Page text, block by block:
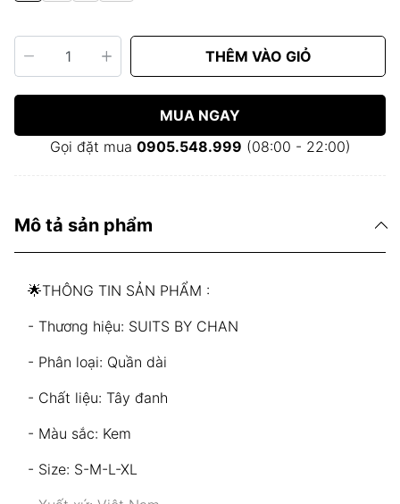
THÊM VÀO GIỎ
MUA NGAY
Gọi đặt mua 0905.548.999 (08:00 - 22:00)
Mô tả sản phẩm
🌟THÔNG TIN SẢN PHẨM :
- Thương hiệu: SUITS BY CHAN
- Phân loại: Quần dài
- Chất liệu: Tây đanh
- Màu sắc: Kem
- Size: S-M-L-XL